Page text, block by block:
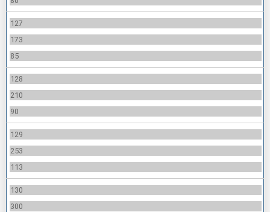
127
173
85
128
210
90
129
253
113
130
300